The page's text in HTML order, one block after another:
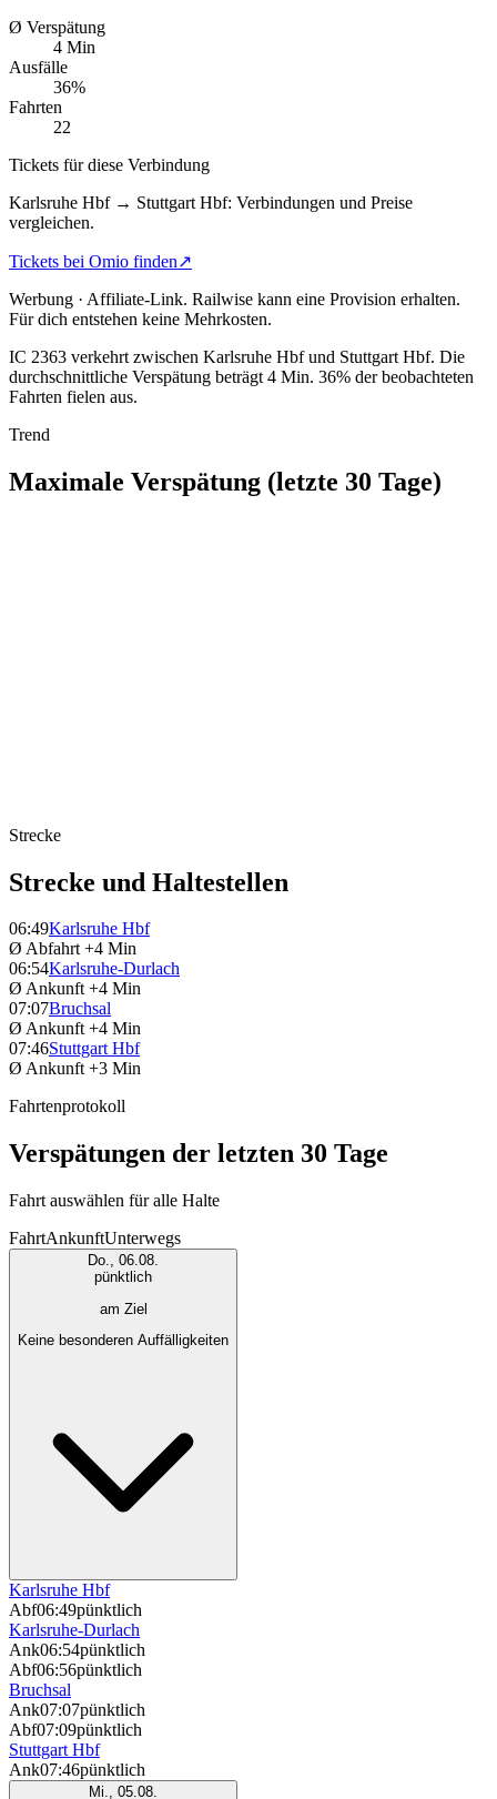
Ø Verspätung
4 Min
Ausfälle
36%
Fahrten
22
Tickets für diese Verbindung
Karlsruhe Hbf → Stuttgart Hbf: Verbindungen und Preise
vergleichen.
Tickets bei Omio finden↗
Werbung · Affiliate-Link. Railwise kann eine Provision erhalten.
Für dich entstehen keine Mehrkosten.
IC 2363 verkehrt zwischen Karlsruhe Hbf und Stuttgart Hbf. Die
durchschnittliche Verspätung beträgt 4 Min. 36% der beobachteten
Fahrten fielen aus.
Trend
Maximale Verspätung (letzte 30 Tage)
Strecke
Strecke und Haltestellen
06:49Karlsruhe Hbf
Ø Abfahrt +4 Min
06:54Karlsruhe-Durlach
Ø Ankunft +4 Min
07:07Bruchsal
Ø Ankunft +4 Min
07:46Stuttgart Hbf
Ø Ankunft +3 Min
Fahrtenprotokoll
Verspätungen der letzten 30 Tage
Fahrt auswählen für alle Halte
FahrtAnkunftUnterwegs
Do., 06.08.
pünktlich
am Ziel
Keine besonderen Auffälligkeiten
Karlsruhe Hbf
Abf06:49pünktlich
Karlsruhe-Durlach
Ank06:54pünktlich
Abf06:56pünktlich
Bruchsal
Ank07:07pünktlich
Abf07:09pünktlich
Stuttgart Hbf
Ank07:46pünktlich
Mi., 05.08.